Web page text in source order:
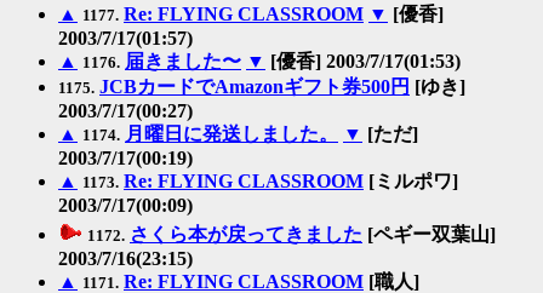
▲ 1177. Re: FLYING CLASSROOM ▼ [優香]
2003/7/17(01:57)
▲ 1176. 届きました〜 ▼ [優香] 2003/7/17(01:53)
1175. JCBカードでAmazonギフト券500円 [ゆき]
2003/7/17(00:27)
▲ 1174. 月曜日に発送しました。 ▼ [ただ]
2003/7/17(00:19)
▲ 1173. Re: FLYING CLASSROOM [ミルポワ]
2003/7/17(00:09)
1172. さくら本が戻ってきました [ペギー双葉山]
2003/7/16(23:15)
▲ 1171. Re: FLYING CLASSROOM [職人]